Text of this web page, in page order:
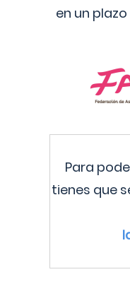
en un
Para
tienes que